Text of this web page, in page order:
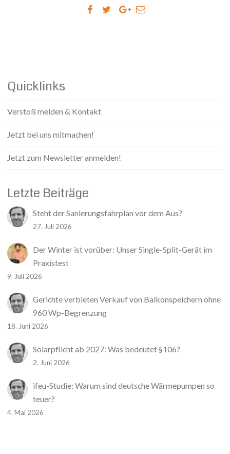
Quicklinks
Verstoß melden & Kontakt
Jetzt bei uns mitmachen!
Jetzt zum Newsletter anmelden!
Letzte Beiträge
Steht der Sanierungsfahrplan vor dem Aus?
27. Juli 2026
Der Winter ist vorüber: Unser Single-Split-Gerät im
Praxistest
9. Juli 2026
Gerichte verbieten Verkauf von Balkonspeichern ohne
960 Wp-Begrenzung
18. Juni 2026
Solarpflicht ab 2027: Was bedeutet §106?
2. Juni 2026
ifeu-Studie: Warum sind deutsche Wärmepumpen so
teuer?
4. Mai 2026